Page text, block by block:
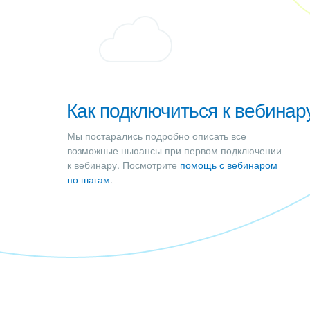
Как подключиться к
Мы постарались подробно описать все
возможные ньюансы при первом подключении
к вебинару. Посмотрите помощь с вебинаром
по шагам.